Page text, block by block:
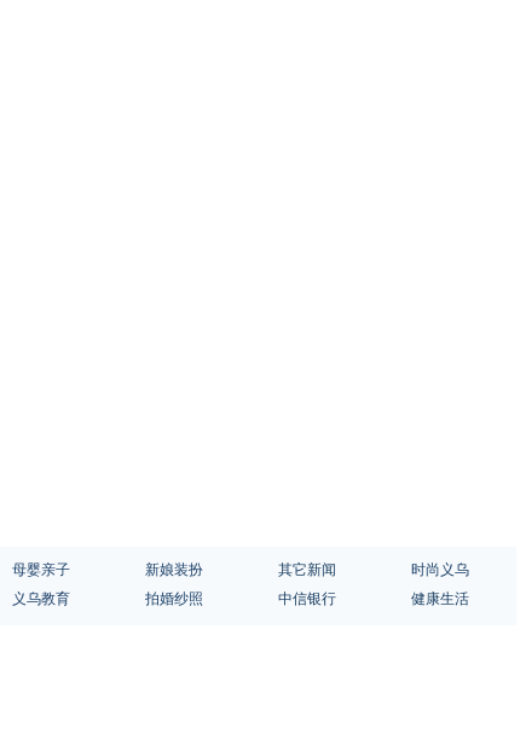
母婴亲子 新娘装扮 其它新闻
时尚义乌
义乌教育 拍婚纱照 中信银行 健康生活